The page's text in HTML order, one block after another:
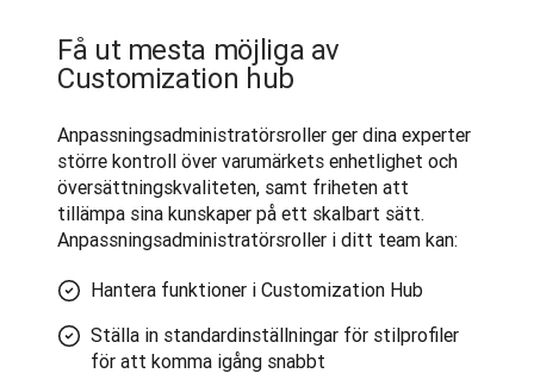
Få ut mesta möjliga av
Customization hub
Anpassningsadministratörsroller ger dina experter
större kontroll över varumärkets enhetlighet och
översättningskvaliteten, samt friheten att
tillämpa sina kunskaper på ett skalbart sätt.
Anpassningsadministratörsroller i ditt team kan:
Hantera funktioner i Customization Hub
Ställa in standardinställningar för stilprofiler
för att komma igång snabbt